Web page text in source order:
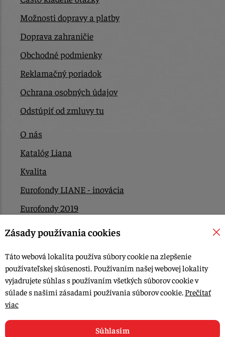
Možnosti dopravy a platby
Doprava zahraničie
Obchodné podmienky
Reklamačný poriadok
Ochrana osobných údajov
Odstúpiť od zmluvy tu
O nás
Katalóg Liana
Kvalita
Eurofondy LIANE - inovácia
Eurofondy 2019
Eurofondy 2022/2023
Kontakt
© 2015-2026, LIANA GOLIAŠ s.r.o. všetky práva vyhradené.
Upraviť nastavenia Cookies
Zásady používania cookies
Táto webová lokalita používa súbory cookie na zlepšenie
používateľskej skúsenosti. Používaním našej webovej lokality
vyjadrujete súhlas s používaním všetkých súborov cookie v
súlade s našimi zásadami používania súborov cookie. Prečítať
viac
Súhlasím